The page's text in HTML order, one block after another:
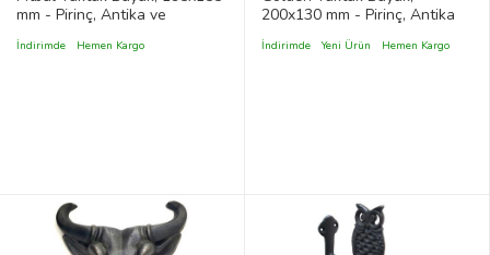
mm - Pirinç, Antika ve
İndirimde Hemen Kargo
200x130 mm - Pirinç, Antika
İndirimde Yeni Ürün Hemen Kargo